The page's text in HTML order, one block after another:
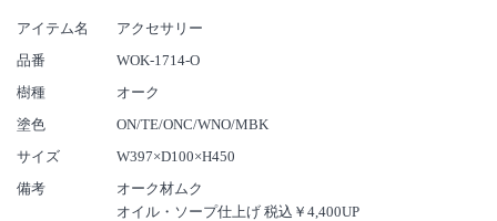
アイテム名
アクセサリー
品番
WOK-1714-O
樹種
オーク
塗色
ON/TE/ONC/WNO/MBK
サイズ
W397×D100×H450
備考
オーク材ムク
オイル・ソープ仕上げ 税込￥4,400UP